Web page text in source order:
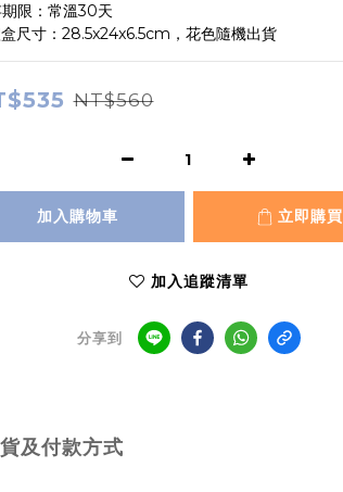
限：常溫30天
尺寸：28.5x24x6.5cm，花色隨機出貨
NT$560
加入購物車 立即購買
加入追蹤清單
分享到
及付款方式